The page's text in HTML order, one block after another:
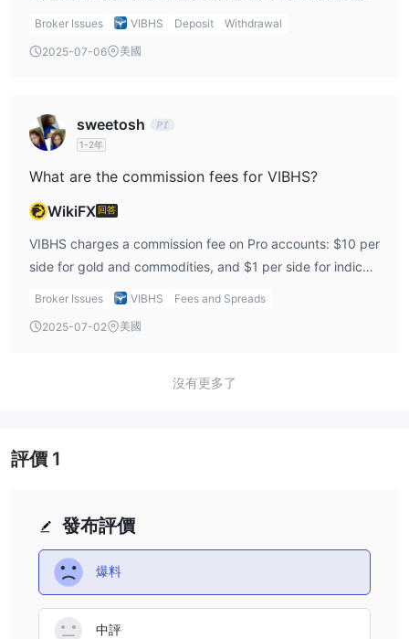
Broker Issues VIBHS Deposit Withdrawal
2025-07-06 美國
sweetosh
1-2年
What are the commission fees for VIBHS?
WikiFX 回答
VIBHS charges a commission fee on Pro accounts: $10 per
side for gold and commodities, and $1 per side for indices
such as FTSE 100.
Broker Issues VIBHS Fees and Spreads
2025-07-02 美國
沒有更多了
發布評價
爆料
中評
評價 1